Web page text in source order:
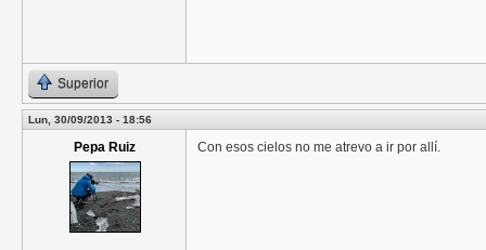
Superior
Lun, 30/09/2013 - 18:56
Pepa Ruiz Con esos cielos no me atrevo a ir por allí.